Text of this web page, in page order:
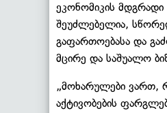
ეკონომიკის
შეუძლებელია,
გაფართოებასა და
მცირე და საშუალო
„მოხარულები ვართ,
აქტივობების